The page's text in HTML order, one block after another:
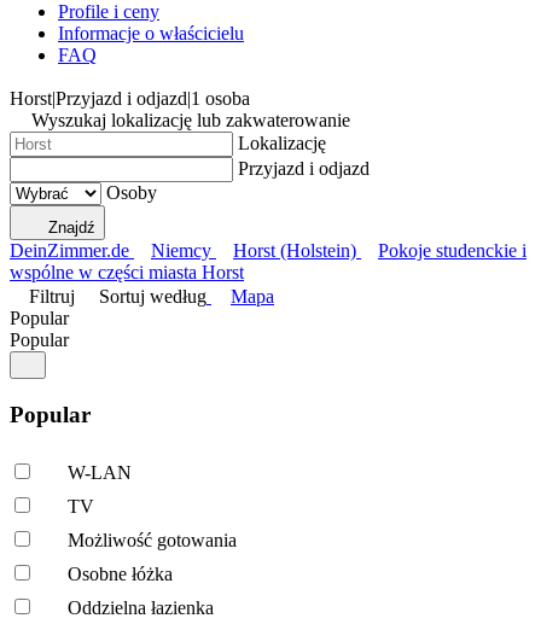
Profile i ceny
Informacje o właścicielu
FAQ
Horst|Przyjazd i odjazd|1 osoba
Wyszukaj lokalizację lub zakwaterowanie
Lokalizację
Przyjazd i odjazd
Osoby
Znajdź
DeinZimmer.de Niemcy Horst (Holstein)
Pokoje studenckie i
wspólne w części miasta Horst
Filtruj
Sortuj według
Mapa
Popular
Popular
Popular
W-LAN
TV
Możliwość gotowania
Osobne łóżka
Oddzielna łazienka